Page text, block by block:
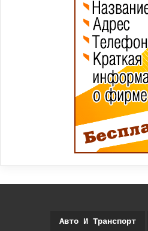
Авто И Транспорт